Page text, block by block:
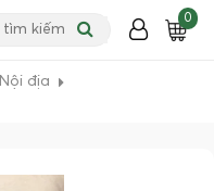
0
Nội địa